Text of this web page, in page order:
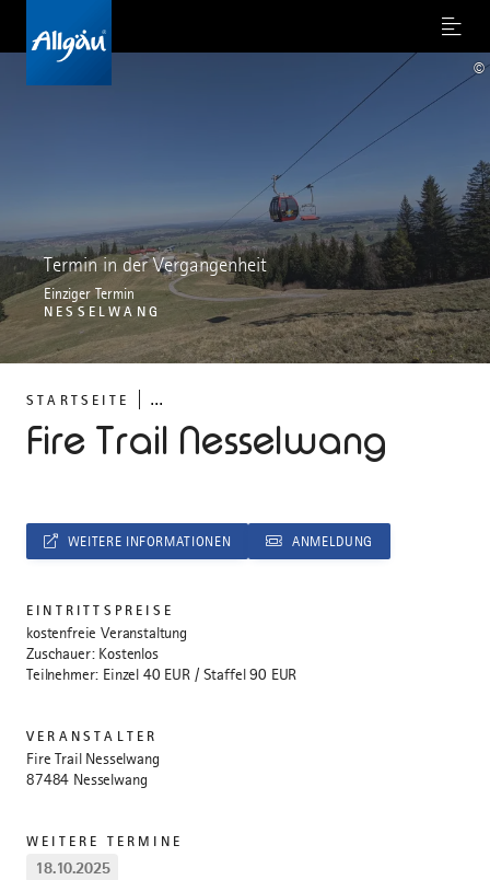
Menu
STARTSEITE ...
Fire Trail Nesselwang
Termin in der Vergangenheit
Einziger Termin
NESSELWANG
©
WEITERE INFORMATIONEN ANMELDUNG
EINTRITTSPREISE
kostenfreie Veranstaltung
Zuschauer: Kostenlos
Teilnehmer: Einzel 40 EUR / Staffel 90 EUR
VERANSTALTER
Fire Trail Nesselwang
87484 Nesselwang
WEITERE TERMINE
18.10.2025